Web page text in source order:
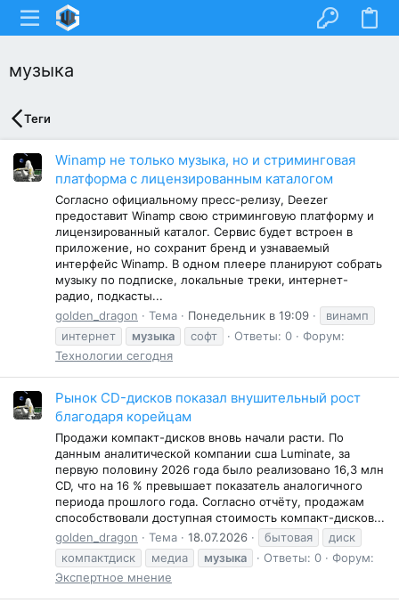
музыка
Теги
Winamp не только музыка, но и стриминговая
платформа с лицензированным каталогом
Согласно официальному пресс-релизу, Deezer
предоставит Winamp свою стриминговую платформу и
лицензированный каталог. Сервис будет встроен в
приложение, но сохранит бренд и узнаваемый
интерфейс Winamp. В одном плеере планируют собрать
музыку по подписке, локальные треки, интернет-
радио, подкасты...
golden_dragon
Тема Понедельник в 19:09
винамп
интернет
музыка софт Ответы: 0
Форум:
Технологии сегодня
Рынок CD-дисков показал внушительный рост
благодаря корейцам
Продажи компакт-дисков вновь начали расти. По
данным аналитической компании сша Luminate, за
первую половину 2026 года было реализовано 16,3 млн
CD, что на 16 % превышает показатель аналогичного
периода прошлого года. Согласно отчёту, продажам
способствовали доступная стоимость компакт-дисков...
golden_dragon
Тема 18.07.2026 бытовая
диск
компактдиск
медиа музыка Ответы: 0
Форум:
Экспертное мнение